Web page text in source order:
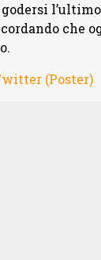
godersi
che
(Poster)